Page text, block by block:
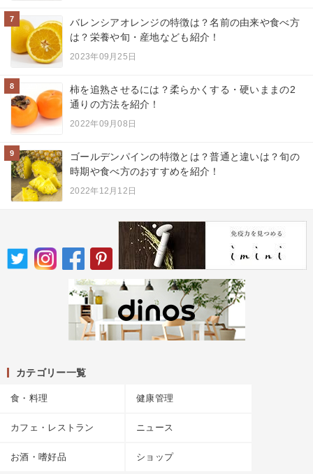
7
バレンシアオレンジの特徴は？名前の由来や食べ方
は？栄養や旬・産地なども紹介！
2023年09月25日
8
柿を追熟させるには？柔らかくする・硬いままの2
通りの方法を紹介！
2022年09月08日
9
ゴールデンパインの特徴とは？普通と違いは？旬の
時期や食べ方のおすすめを紹介！
2022年12月12日
カテゴリー一覧
食・料理 健康管理
カフェ・レストラン ニュース
お酒・嗜好品 ショップ